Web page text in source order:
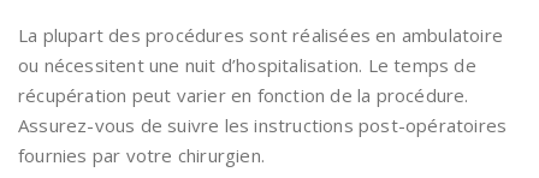
La plupart des procédures sont réalisées en ambulatoire
ou nécessitent une nuit d’hospitalisation. Le temps de
récupération peut varier en fonction de la procédure.
Assurez-vous de suivre les instructions post-opératoires
fournies par votre chirurgien.